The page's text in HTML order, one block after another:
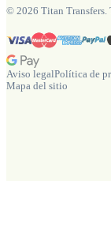
© 2026 Titan Transfers.
Aviso legalPolítica de
Mapa del sitio